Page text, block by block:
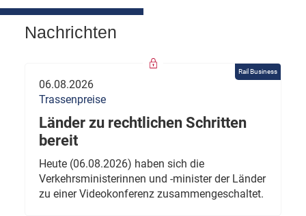
Nachrichten
Rail Business
06.08.2026
Trassenpreise
Länder zu rechtlichen Schritten
bereit
Heute (06.08.2026) haben sich die
Verkehrsministerinnen und -minister der Länder
zu einer Videokonferenz zusammengeschaltet.